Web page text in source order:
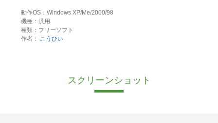
動作OS：Windows XP/Me/2000/98
機種：汎用
種類：フリーソフト
作者：
こうひい
スクリーンショット